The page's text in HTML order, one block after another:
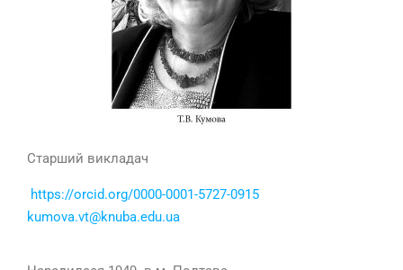
Старший викладач
https://orcid.org/0000-0001-5727-0915
kumova.vt@knuba.edu.ua